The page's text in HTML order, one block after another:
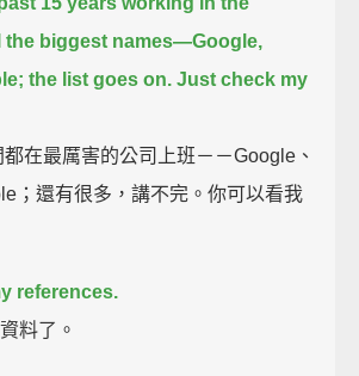
the biggest names—Google,
the list goes on. Just check my
在最厲害的公司上班－－Google、
；還有很多，講不完。你可以看我
references.
料了。